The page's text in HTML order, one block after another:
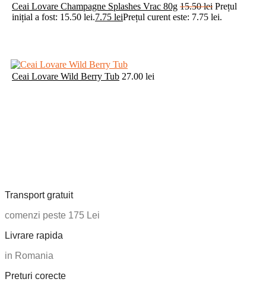
Ceai Lovare Champagne Splashes Vrac 80g 15.50lei Prețul
inițial a fost: 15.50 lei.7.75 leiPrețul curent este: 7.75 lei.
Ceai Lovare Wild Berry Tub 27.00 lei
Transport gratuit
comenzi peste 175 Lei
Livrare rapida
in Romania
Preturi corecte